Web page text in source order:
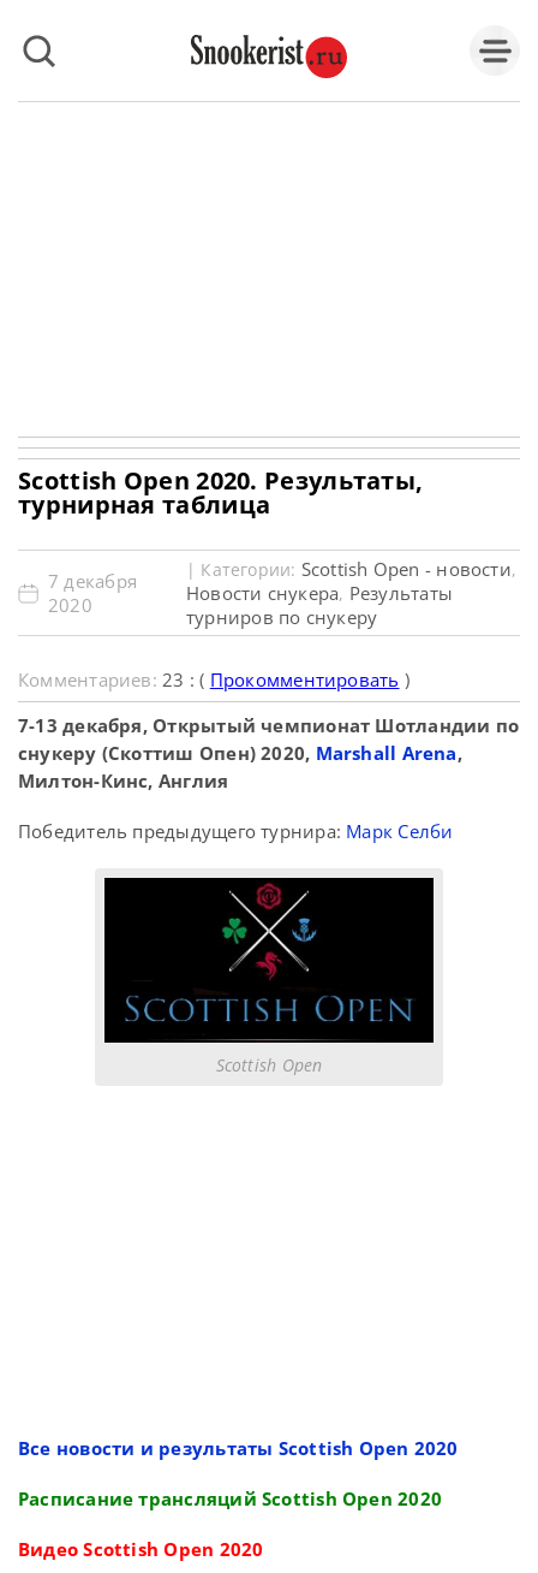
Scottish Open 2020. Результаты,
турнирная таблица
7 декабря
2020
| Категории: Scottish Open - новости,
Новости снукера, Результаты
турниров по снукеру
Комментариев:23 : ( Прокомментировать )
7-13 декабря, Открытый чемпионат Шотландии по
снукеру (Скоттиш Опен) 2020, Marshall Arena,
Милтон-Кинс, Англия
Победитель предыдущего турнира: Марк Селби
Scottish Open
Все новости и результаты Scottish Open 2020
Расписание трансляций Scottish Open 2020
Видео Scottish Open 2020